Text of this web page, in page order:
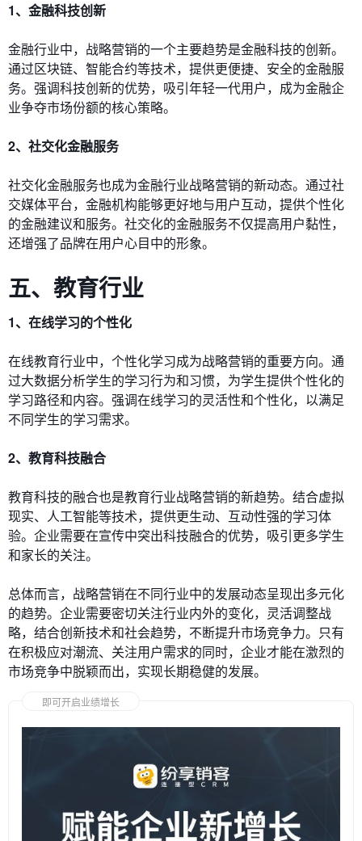
1、金融科技创新
金融行业中，战略营销的一个主要趋势是金融科技的创新。
通过区块链、智能合约等技术，提供更便捷、安全的金融服
务。强调科技创新的优势，吸引年轻一代用户，成为金融企
业争夺市场份额的核心策略。
2、社交化金融服务
社交化金融服务也成为金融行业战略营销的新动态。通过社
交媒体平台，金融机构能够更好地与用户互动，提供个性化
的金融建议和服务。社交化的金融服务不仅提高用户黏性，
还增强了品牌在用户心目中的形象。
五、教育行业
1、在线学习的个性化
在线教育行业中，个性化学习成为战略营销的重要方向。通
过大数据分析学生的学习行为和习惯，为学生提供个性化的
学习路径和内容。强调在线学习的灵活性和个性化，以满足
不同学生的学习需求。
2、教育科技融合
教育科技的融合也是教育行业战略营销的新趋势。结合虚拟
现实、人工智能等技术，提供更生动、互动性强的学习体
验。企业需要在宣传中突出科技融合的优势，吸引更多学生
和家长的关注。
总体而言，战略营销在不同行业中的发展动态呈现出多元化
的趋势。企业需要密切关注行业内外的变化，灵活调整战
略，结合创新技术和社会趋势，不断提升市场竞争力。只有
在积极应对潮流、关注用户需求的同时，企业才能在激烈的
市场竞争中脱颖而出，实现长期稳健的发展。
即可开启业绩增长